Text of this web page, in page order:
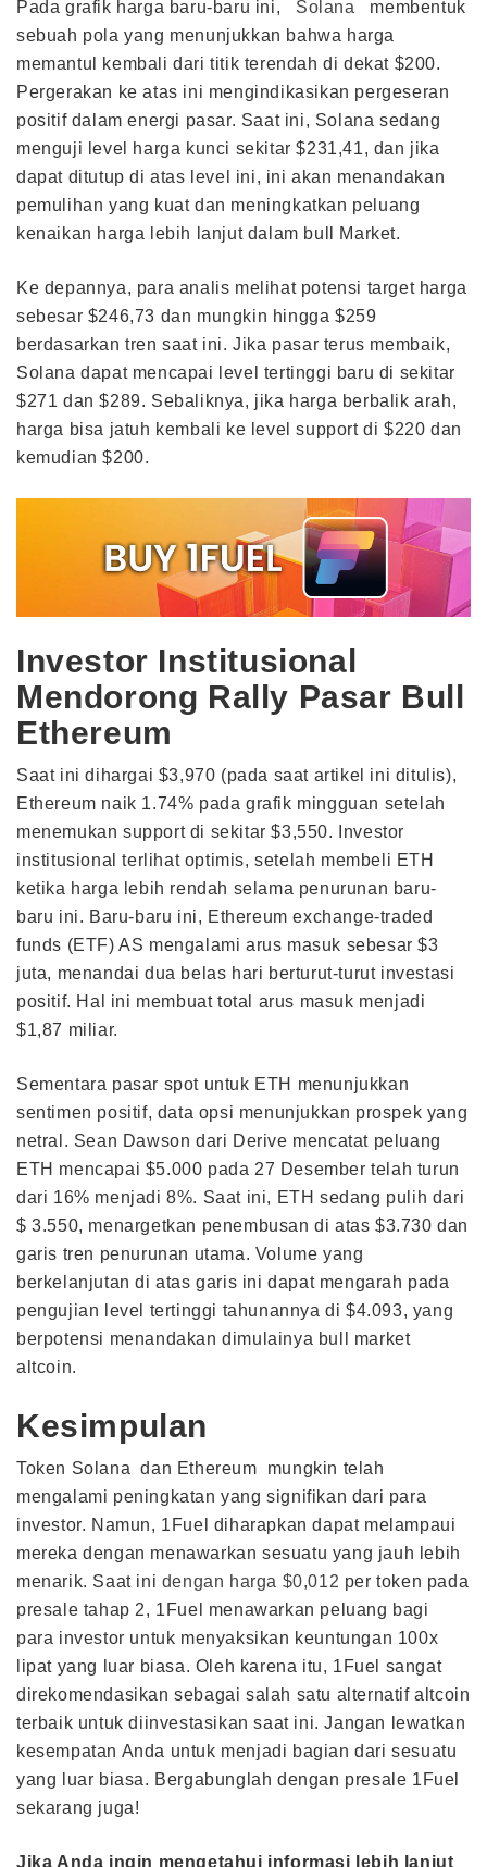
Pada grafik harga baru-baru ini, Solana membentuk
sebuah pola yang menunjukkan bahwa harga
memantul kembali dari titik terendah di dekat $200.
Pergerakan ke atas ini mengindikasikan pergeseran
positif dalam energi pasar. Saat ini, Solana sedang
menguji level harga kunci sekitar $231,41, dan jika
dapat ditutup di atas level ini, ini akan menandakan
pemulihan yang kuat dan meningkatkan peluang
kenaikan harga lebih lanjut dalam bull Market.
Ke depannya, para analis melihat potensi target harga
sebesar $246,73 dan mungkin hingga $259
berdasarkan tren saat ini. Jika pasar terus membaik,
Solana dapat mencapai level tertinggi baru di sekitar
$271 dan $289. Sebaliknya, jika harga berbalik arah,
harga bisa jatuh kembali ke level support di $220 dan
kemudian $200.
Investor Institusional
Mendorong Rally Pasar Bull
Ethereum
Saat ini dihargai $3,970 (pada saat artikel ini ditulis),
Ethereum naik 1.74% pada grafik mingguan setelah
menemukan support di sekitar $3,550. Investor
institusional terlihat optimis, setelah membeli ETH
ketika harga lebih rendah selama penurunan baru-
baru ini. Baru-baru ini, Ethereum exchange-traded
funds (ETF) AS mengalami arus masuk sebesar $3
juta, menandai dua belas hari berturut-turut investasi
positif. Hal ini membuat total arus masuk menjadi
$1,87 miliar.
Sementara pasar spot untuk ETH menunjukkan
sentimen positif, data opsi menunjukkan prospek yang
netral. Sean Dawson dari Derive mencatat peluang
ETH mencapai $5.000 pada 27 Desember telah turun
dari 16% menjadi 8%. Saat ini, ETH sedang pulih dari
$ 3.550, menargetkan penembusan di atas $3.730 dan
garis tren penurunan utama. Volume yang
berkelanjutan di atas garis ini dapat mengarah pada
pengujian level tertinggi tahunannya di $4.093, yang
berpotensi menandakan dimulainya bull market
altcoin.
Kesimpulan
Token Solana dan Ethereum mungkin telah
mengalami peningkatan yang signifikan dari para
investor. Namun, 1Fuel diharapkan dapat melampaui
mereka dengan menawarkan sesuatu yang jauh lebih
menarik. Saat ini dengan harga $0,012 per token pada
presale tahap 2, 1Fuel menawarkan peluang bagi
para investor untuk menyaksikan keuntungan 100x
lipat yang luar biasa. Oleh karena itu, 1Fuel sangat
direkomendasikan sebagai salah satu alternatif altcoin
terbaik untuk diinvestasikan saat ini. Jangan lewatkan
kesempatan Anda untuk menjadi bagian dari sesuatu
yang luar biasa. Bergabunglah dengan presale 1Fuel
sekarang juga!
Jika Anda ingin mengetahui informasi lebih lanjut